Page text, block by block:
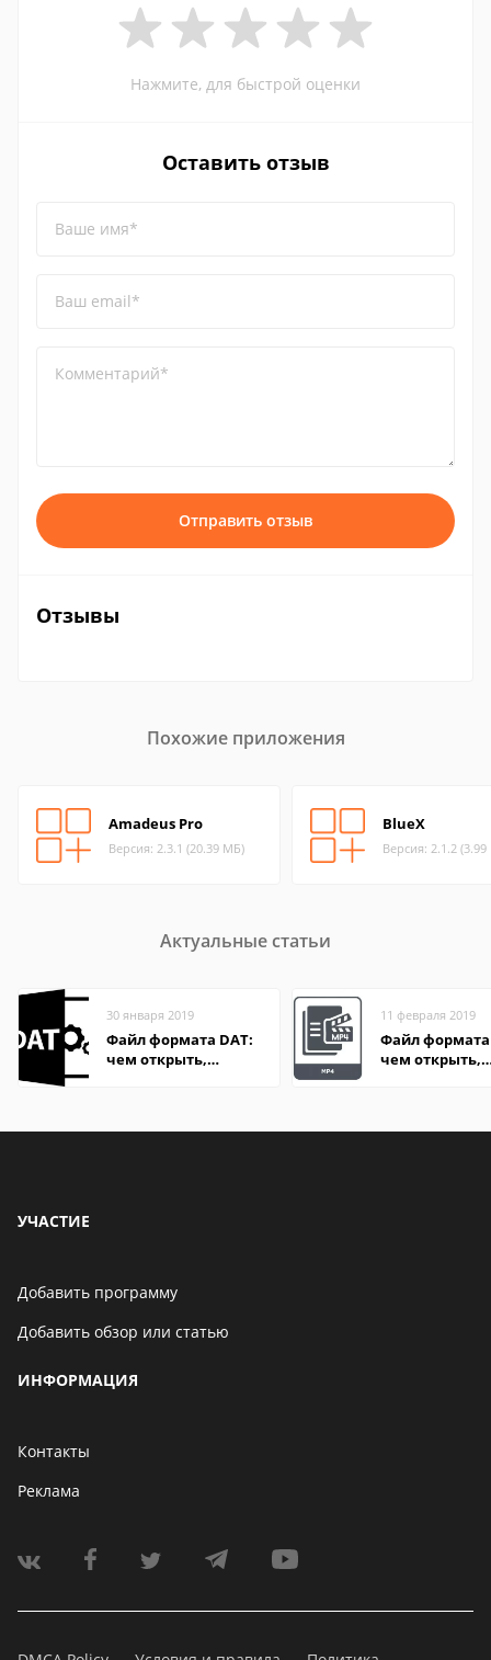
Нажмите, для быстрой оценки
Оставить отзыв
Ваше имя*
Ваш email*
Комментарий*
Отправить отзыв
Отзывы
Похожие приложения
Amadeus Pro
Версия: 2.3.1 (20.39 МБ)
BlueX
Версия: 2.1.2
Актуальные статьи
30 января 2019
Файл формата DAT:
чем открыть,
11 февраля 2019
Файл формата
чем открыть,
УЧАСТИЕ
Добавить программу
Добавить обзор или статью
ИНФОРМАЦИЯ
Контакты
Реклама